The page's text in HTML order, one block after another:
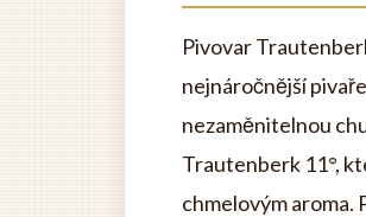
Pivovar
nejnáročnější
nezaměnitelnou
Trautenberk 11°,
chmelovým